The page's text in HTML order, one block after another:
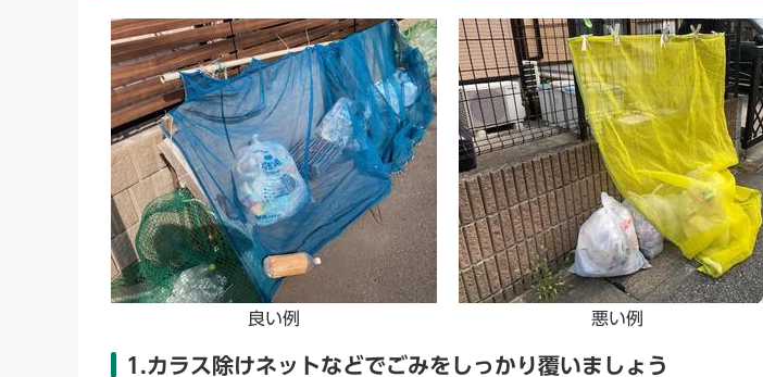
良い例 悪い例
1.カラス除けネットなどでごみをしっかり覆いましょう